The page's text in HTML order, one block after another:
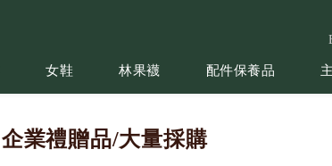
女鞋 林果襪 配件保養品
企業禮贈品/大量採購